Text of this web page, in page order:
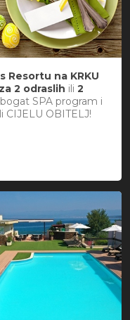
Resortu na KRKU
2 odraslih ili 2
bogat SPA program i
CIJELU OBITELJ!